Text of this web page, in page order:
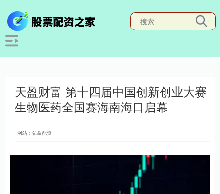
天盈财富 第十四届中国创新创业大赛
生物医药全国赛海南海口启幕
网站：弘益配资